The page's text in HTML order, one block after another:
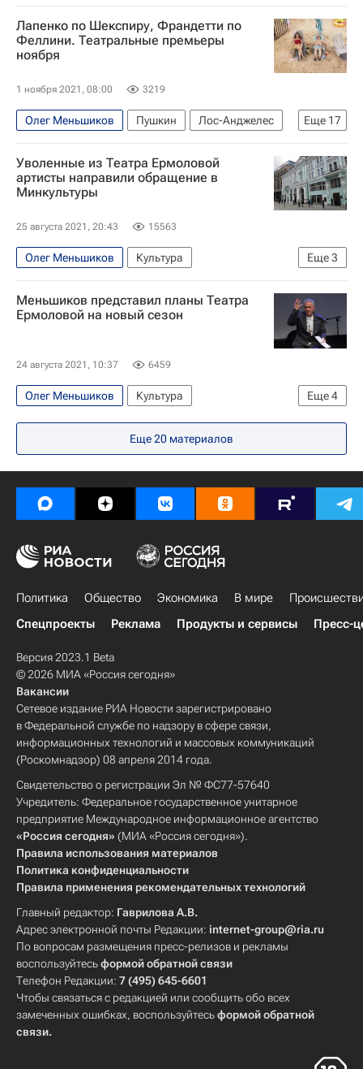
Данила Козловский
Знаменитости
Александр Петров
Лапенко по Шекспиру, Франдетти по
Феллини. Театральные премьеры
ноября
1 ноября 2021, 08:00 3219
Еще 17
Олег Меньшиков Пушкин
Лос-Анджелес
Москва
Малый театр
Современник (театр)
Большой театр
Московский драматический театр имени М. Н. Ермоловой
Виктор Сухоруков
Гоголь-центр
Дмитрий Черняков
Евгений Князев
Валерий Гергиев
Большой драматический театр Товстоногова
Мариинский театр
Алексей Франдетти
Театры
Культура
Уволенные из Театра Ермоловой
артисты направили обращение в
Минкультуры
25 августа 2021, 20:43 15563
Еще3
Олег Меньшиков
Культура
Министерство культуры Российской Федерации (Минкультуры России)
Меньшиков представил планы Театра
Ермоловой на новый сезон
24 августа 2021, 10:37 6459
Еще4
Олег Меньшиков
Культура
Московский драматический театр имени М. Н. Ермоловой
Театр
Александр Цыпкин
Еще20 материалов
Политика Общество Экономика В мире
Спецпроекты
Реклама Продукты и сервисы Пресс-
Версия 2023.1 Beta
© 2026 МИА «Россия сегодня»
Вакансии
Сетевое издание РИА Новости зарегистрировано
в Федеральной службе по надзору в сфере связи,
информационных технологий и массовых коммуникаций
(Роскомнадзор) 08 апреля 2014 года.
Свидетельство о регистрации Эл № ФС77-57640
Учредитель: Федеральное государственное унитарное
предприятие Международное информационное агентство
«Россия сегодня» (МИА «Россия сегодня»).
Правила использования материалов
Политика конфиденциальности
Правила применения рекомендательных технологий
Главный редактор: Гаврилова А.В.
Адрес электронной почты Редакции: internet-group@ria.ru
По вопросам размещения пресс-релизов и рекламы
воспользуйтесьформой обратной связи
Телефон Редакции: 7 (495) 645-6601
Чтобы связаться с редакцией или сообщить обо всех
замеченных ошибках, воспользуйтесьформой обратной
связи.